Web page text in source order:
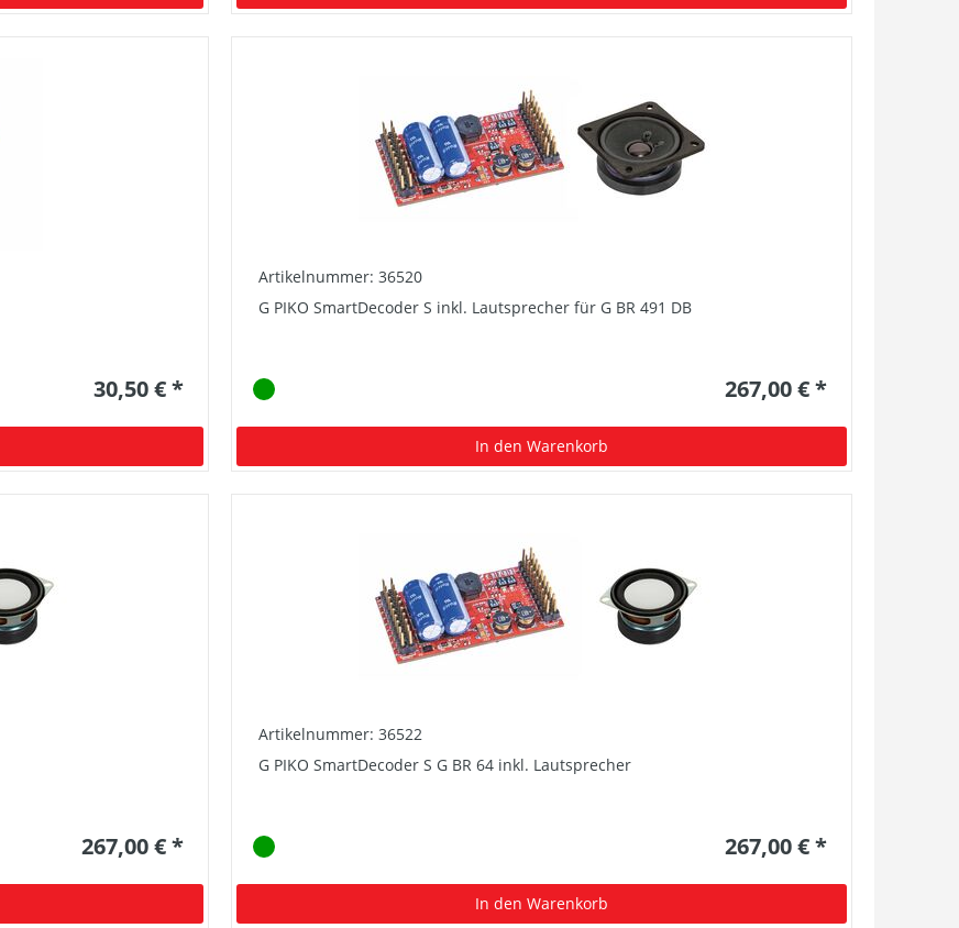
30,50 € *
Artikelnummer: 36520
G PIKO SmartDecoder S inkl. Lautsprecher für G BR 491 DB
267,00 € *
In den Warenkorb
267,00 € *
Artikelnummer: 36522
G PIKO SmartDecoder S G BR 64 inkl. Lautsprecher
267,00 € *
In den Warenkorb